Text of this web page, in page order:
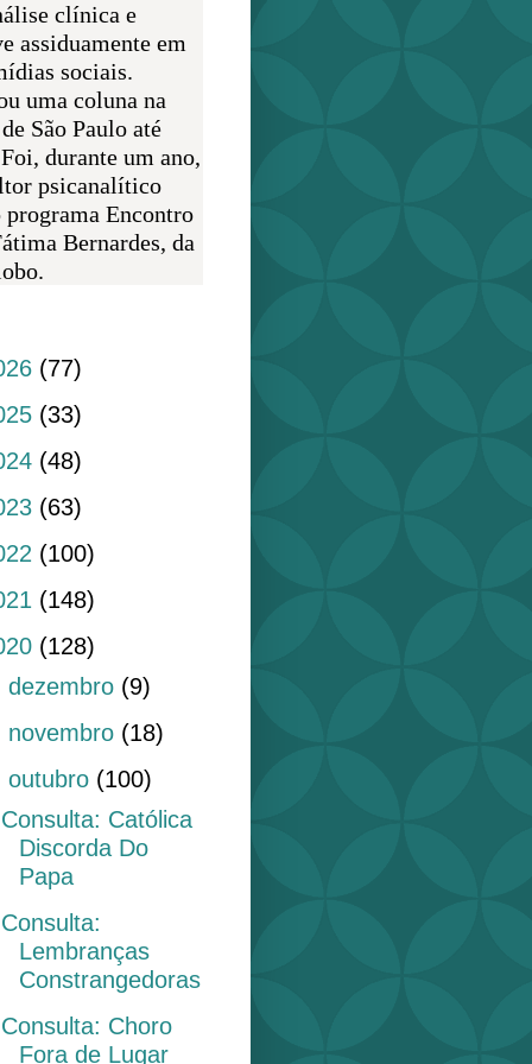
clínica e
assiduamente em
sociais.
uma coluna na
São Paulo até
durante um ano,
psicanalítico
programa Encontro
Bernardes, da
(77)
(33)
(48)
(63)
(100)
(148)
(128)
dezembro (9)
novembro (18)
outubro (100)
Consulta: Católica
Discorda Do
Papa
Consulta:
Lembranças
Constrangedoras
Consulta: Choro
Fora de Lugar